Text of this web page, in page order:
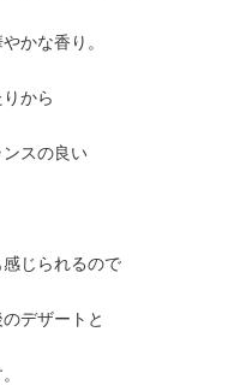
かな香り。
から
スの良い
じられるので
デザートと